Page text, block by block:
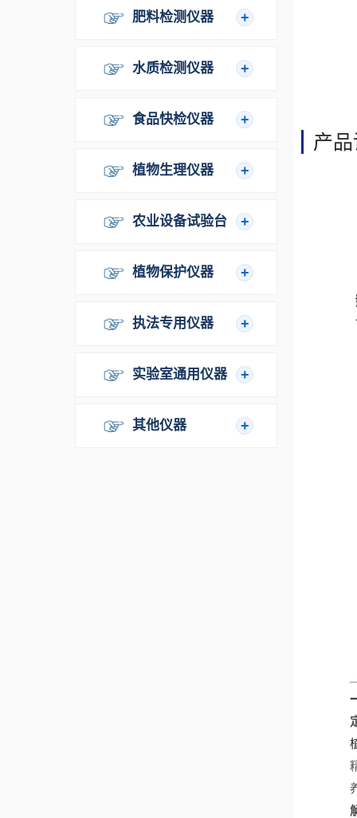
肥料检测仪器
水质检测仪器
食品快检仪器
植物生理仪器
农业设备试验台
植物保护仪器
执法专用仪器
实验室通用仪器
其他仪器
产